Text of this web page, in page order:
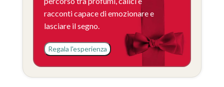
racconti capace di emozionare e
lasciare il segno.
Regala l'esperienza